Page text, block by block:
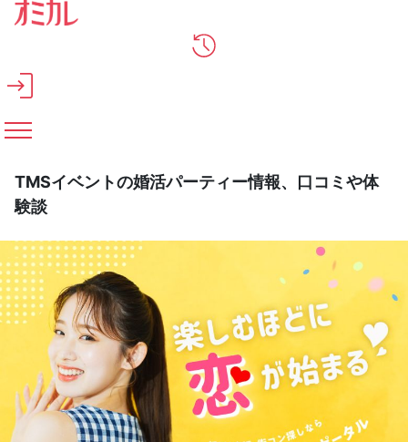
メインコンテンツへスキップ
TMSイベントの婚活パーティー情報、口コミや体
験談